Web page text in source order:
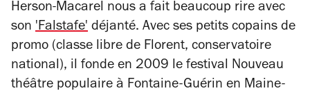
Herson-Macarel nous a fait beaucoup rire avec
son 'Falstafe' déjanté. Avec ses petits copains de
promo (classe libre de Florent, conservatoire
national), il fonde en 2009 le festival Nouveau
théâtre populaire à Fontaine-Guérin en Maine-